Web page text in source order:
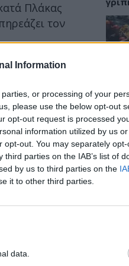
Information
or processing of your
please use the below opt-out
opt-out request is processed
information utilized by us
out. You may separately
parties on the IAB’s list of
by us to third parties on the
it to other third parties.
data.
Πλάκας
τον
την
απομυελίνωση
είναι συχνά το
την
που
Journal.
5